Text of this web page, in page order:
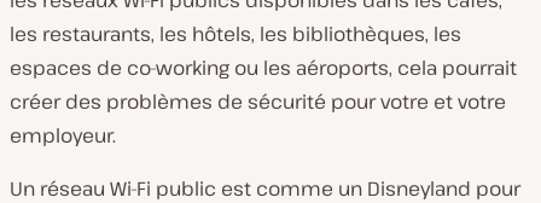
les restaurants, les hôtels, les bibliothèques, les
espaces de co-working ou les aéroports, cela pourrait
créer des problèmes de sécurité pour votre et votre
employeur.
Un réseau Wi-Fi public est comme un Disneyland pour